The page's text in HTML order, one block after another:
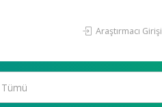
Araştırmacı Girişi